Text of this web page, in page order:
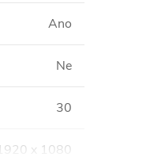
Ano
Ne
30
x 1080